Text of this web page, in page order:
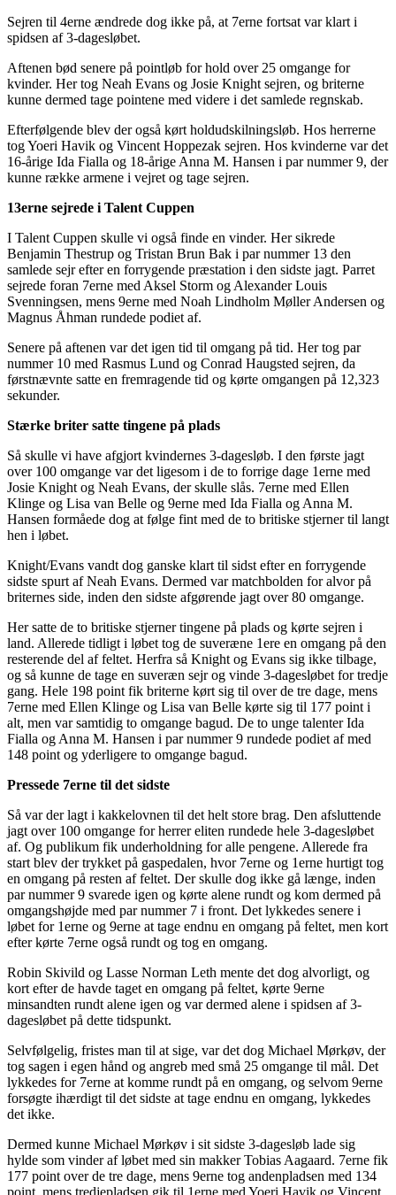
Sejren til 4erne ændrede dog ikke på, at 7erne fortsat var klart i
spidsen af 3-dagesløbet.
Aftenen bød senere på pointløb for hold over 25 omgange for
kvinder. Her tog Neah Evans og Josie Knight sejren, og briterne
kunne dermed tage pointene med videre i det samlede regnskab.
Efterfølgende blev der også kørt holdudskilningsløb. Hos herrerne
tog Yoeri Havik og Vincent Hoppezak sejren. Hos kvinderne var det
16-årige Ida Fialla og 18-årige Anna M. Hansen i par nummer 9, der
kunne række armene i vejret og tage sejren.
13erne sejrede i Talent Cuppen
I Talent Cuppen skulle vi også finde en vinder. Her sikrede
Benjamin Thestrup og Tristan Brun Bak i par nummer 13 den
samlede sejr efter en forrygende præstation i den sidste jagt. Parret
sejrede foran 7erne med Aksel Storm og Alexander Louis
Svenningsen, mens 9erne med Noah Lindholm Møller Andersen og
Magnus Åhman rundede podiet af.
Senere på aftenen var det igen tid til omgang på tid. Her tog par
nummer 10 med Rasmus Lund og Conrad Haugsted sejren, da
førstnævnte satte en fremragende tid og kørte omgangen på 12,323
sekunder.
Stærke briter satte tingene på plads
Så skulle vi have afgjort kvindernes 3-dagesløb. I den første jagt
over 100 omgange var det ligesom i de to forrige dage 1erne med
Josie Knight og Neah Evans, der skulle slås. 7erne med Ellen
Klinge og Lisa van Belle og 9erne med Ida Fialla og Anna M.
Hansen formåede dog at følge fint med de to britiske stjerner til langt
hen i løbet.
Knight/Evans vandt dog ganske klart til sidst efter en forrygende
sidste spurt af Neah Evans. Dermed var matchbolden for alvor på
briternes side, inden den sidste afgørende jagt over 80 omgange.
Her satte de to britiske stjerner tingene på plads og kørte sejren i
land. Allerede tidligt i løbet tog de suveræne 1ere en omgang på den
resterende del af feltet. Herfra så Knight og Evans sig ikke tilbage,
og så kunne de tage en suveræn sejr og vinde 3-dagesløbet for tredje
gang. Hele 198 point fik briterne kørt sig til over de tre dage, mens
7erne med Ellen Klinge og Lisa van Belle kørte sig til 177 point i
alt, men var samtidig to omgange bagud. De to unge talenter Ida
Fialla og Anna M. Hansen i par nummer 9 rundede podiet af med
148 point og yderligere to omgange bagud.
Pressede 7erne til det sidste
Så var der lagt i kakkelovnen til det helt store brag. Den afsluttende
jagt over 100 omgange for herrer eliten rundede hele 3-dagesløbet
af. Og publikum fik underholdning for alle pengene. Allerede fra
start blev der trykket på gaspedalen, hvor 7erne og 1erne hurtigt tog
en omgang på resten af feltet. Der skulle dog ikke gå længe, inden
par nummer 9 svarede igen og kørte alene rundt og kom dermed på
omgangshøjde med par nummer 7 i front. Det lykkedes senere i
løbet for 1erne og 9erne at tage endnu en omgang på feltet, men kort
efter kørte 7erne også rundt og tog en omgang.
Robin Skivild og Lasse Norman Leth mente det dog alvorligt, og
kort efter de havde taget en omgang på feltet, kørte 9erne
minsandten rundt alene igen og var dermed alene i spidsen af 3-
dagesløbet på dette tidspunkt.
Selvfølgelig, fristes man til at sige, var det dog Michael Mørkøv, der
tog sagen i egen hånd og angreb med små 25 omgange til mål. Det
lykkedes for 7erne at komme rundt på en omgang, og selvom 9erne
forsøgte ihærdigt til det sidste at tage endnu en omgang, lykkedes
det ikke.
Dermed kunne Michael Mørkøv i sit sidste 3-dagesløb lade sig
hylde som vinder af løbet med sin makker Tobias Aagaard. 7erne fik
177 point over de tre dage, mens 9erne tog andenpladsen med 134
point, mens tredjepladsen gik til 1erne med Yoeri Havik og Vincent